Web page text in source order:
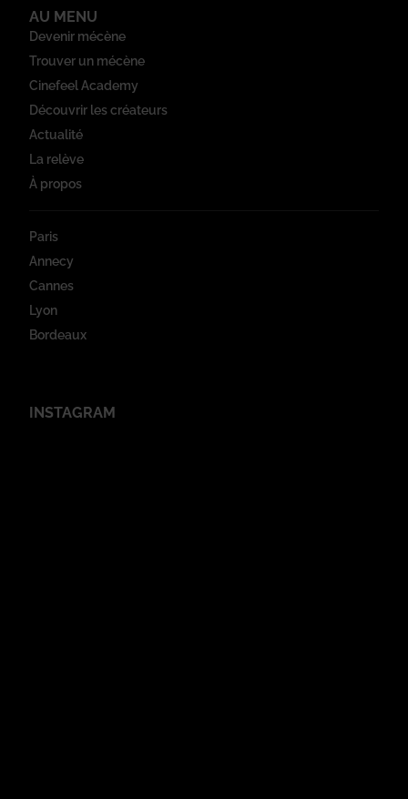
AU MENU
Devenir mécène
Trouver un mécène
Cinefeel Academy
Découvrir les créateurs
Actualité
La relève
À propos
Paris
Annecy
Cannes
Lyon
Bordeaux
INSTAGRAM